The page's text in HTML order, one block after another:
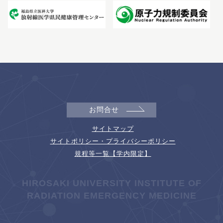
お問合せ
サイトマップ
サイトポリシー・プライバシーポリシー
規程等一覧【学内限定】
HIROSAKI UNIVERSITY INSTITUTE OF
RADIATION EMERGENCY MEDICINE